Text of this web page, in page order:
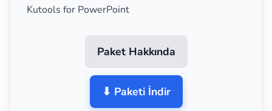
Kutools for PowerPoint
Paket Hakkında
⬇ Paketi İndir